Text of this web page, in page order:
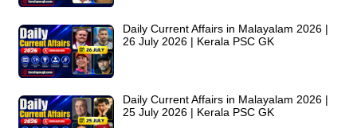
Daily Current Affairs in Malayalam 2026 |
26 July 2026 | Kerala PSC GK
Daily Current Affairs in Malayalam 2026 |
25 July 2026 | Kerala PSC GK